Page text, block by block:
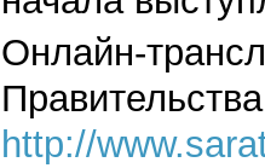
Онлайн-
http://